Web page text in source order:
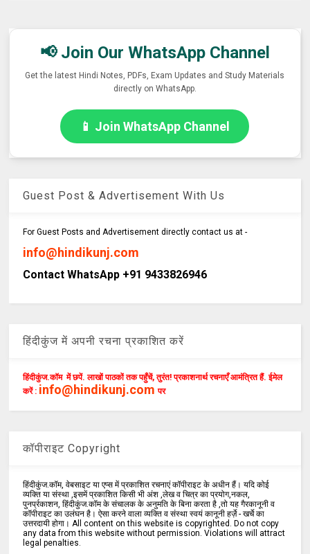
📢 Join Our WhatsApp Channel
Get the latest Hindi Notes, PDFs, Exam Updates and Study Materials
directly on WhatsApp.
📱 Join WhatsApp Channel
Guest Post & Advertisement With Us
For Guest Posts and Advertisement directly contact us at -
info@hindikunj.com
Contact WhatsApp +91 9433826946
हिंदीकुंज में अपनी रचना प्रकाशित करें
हिंदीकुंज.कॉम में छपें. लाखों पाठकों तक पहुँचें, तुरंत! प्रकाशनार्थ रचनाएँ आमंत्रित हैं. ईमेल
करें : info@hindikunj.com पर
कॉपीराइट Copyright
हिंदीकुंज.कॉम, वेबसाइट या एप्स में प्रकाशित रचनाएं कॉपीराइट के अधीन हैं। यदि कोई
व्यक्ति या संस्था ,इसमें प्रकाशित किसी भी अंश ,लेख व चित्र का प्रयोग,नकल,
पुनर्प्रकाशन, हिंदीकुंज.कॉम के संचालक के अनुमति के बिना करता है ,तो यह गैरकानूनी व
कॉपीराइट का उलंघन है। ऐसा करने वाला व्यक्ति व संस्था स्वयं कानूनी हर्ज़े - खर्चे का
उत्तरदायी होगा। All content on this website is copyrighted. Do not copy
any data from this website without permission. Violations will attract
legal penalties.